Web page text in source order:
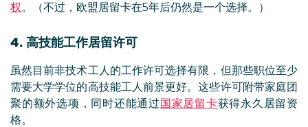
权。（不过，欧盟居留卡在5年后仍然是一个选择。）
4. 高技能工作居留许可
虽然目前非技术工人的工作许可选择有限，但那些职位至少
需要大学学位的高技能工人前景更好。这些许可附带家庭团
聚的额外选项，同时还能通过国家居留卡获得永久居留资
格。